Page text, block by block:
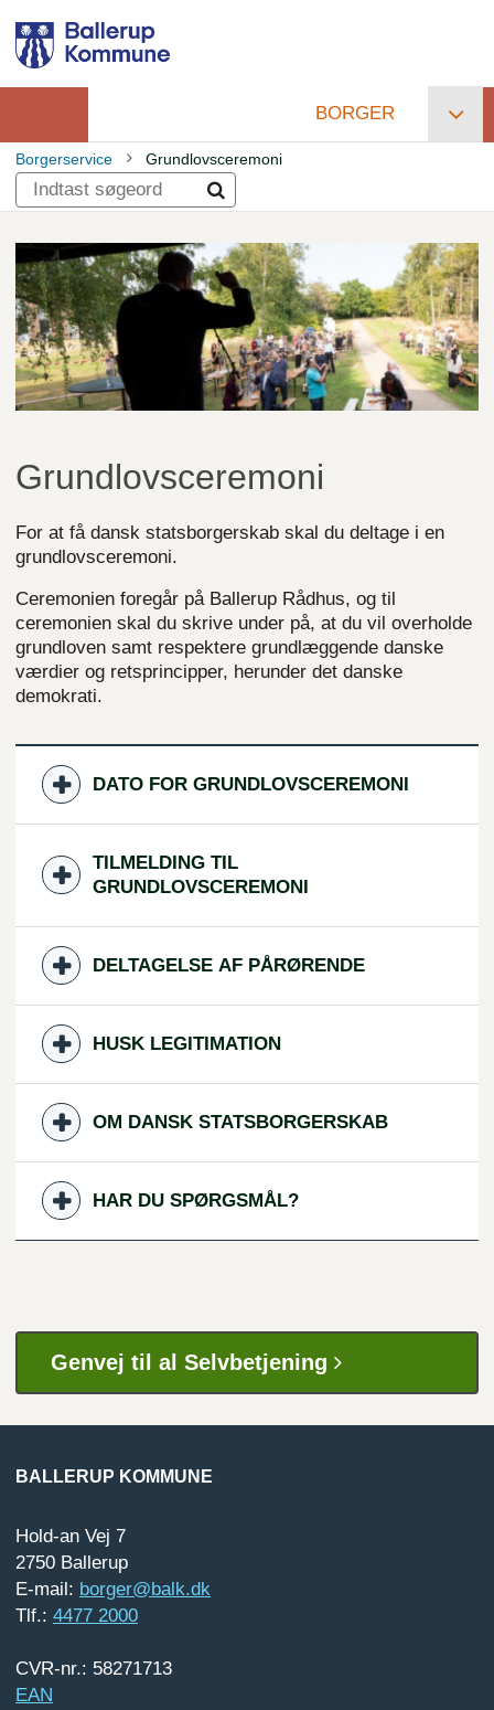
hovedindhold
Primær
navigation
BORGER
Brødkrumme
Borgerservice Grundlovsceremoni
Grundlovsceremoni
For at få dansk statsborgerskab skal du deltage i en
grundlovsceremoni.
Ceremonien foregår på Ballerup Rådhus, og til
ceremonien skal du skrive under på, at du vil overholde
grundloven samt respektere grundlæggende danske
værdier og retsprincipper, herunder det danske
demokrati.
DATO FOR GRUNDLOVSCEREMONI
TILMELDING TIL
GRUNDLOVSCEREMONI
DELTAGELSE AF PÅRØRENDE
HUSK LEGITIMATION
OM DANSK STATSBORGERSKAB
HAR DU SPØRGSMÅL?
Genvej til al Selvbetjening
BALLERUP KOMMUNE
Hold-an Vej 7
2750 Ballerup
E-mail: borger@balk.dk
Tlf.: 4477 2000
CVR-nr.: 58271713
EAN